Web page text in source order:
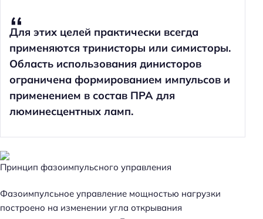
Для этих целей практически всегда
применяются тринисторы или симисторы.
Область использования динисторов
ограничена формированием импульсов и
применением в состав ПРА для
люминесцентных ламп.
Принцип фазоимпульсного управления
Фазоимпулсьное управление мощностью нагрузки
построено на изменении угла открывания